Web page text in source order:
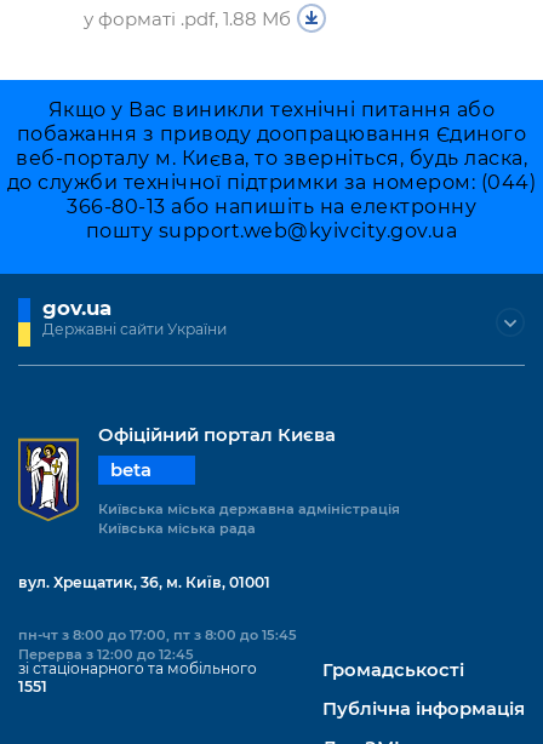
у форматі .pdf, 1.88 Мб
Якщо у Вас виникли технічні питання або
побажання з приводу доопрацювання Єдиного
веб-порталу м. Києва, то зверніться, будь ласка,
до служби технічної підтримки за номером: (044)
366-80-13 або напишіть на електронну
пошту support.web@kyivcity.gov.ua
gov.ua
Державні сайти України
Офіційний портал Києва
beta
Київська міська державна адміністрація
Київська міська рада
вул. Хрещатик, 36, м. Київ, 01001
пн-чт з 8:00 до 17:00, пт з 8:00 до 15:45
Перерва з 12:00 до 12:45
зі стаціонарного та мобільного
1551
Громадськості
Публічна інформація